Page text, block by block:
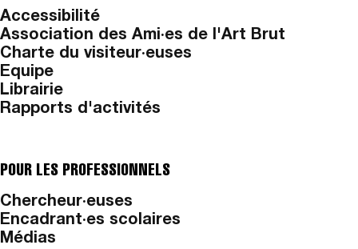
Accessibilité
Association des Ami·es de l'Art Brut
Charte du visiteur·euses
Equipe
Librairie
Rapports d'activités
POUR LES PROFESSIONNELS
Chercheur·euses
Encadrant·es scolaires
Médias